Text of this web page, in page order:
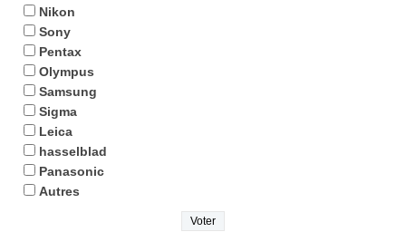
Nikon
Sony
Pentax
Olympus
Samsung
Sigma
Leica
hasselblad
Panasonic
Autres